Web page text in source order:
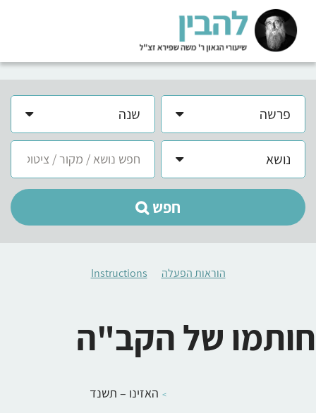
פרשה שנה
נושא
חפש
הוראות הפעלה Instructions
חותמו של הקב"ה
האזינו – תשנד